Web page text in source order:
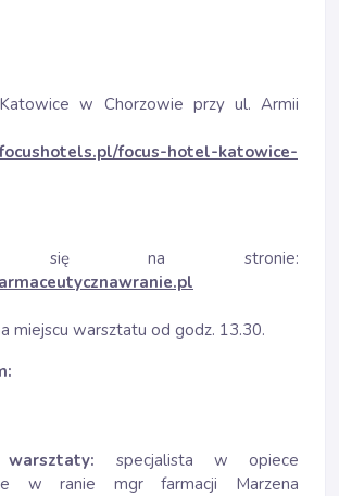
w Chorzowie przy ul. Armii
focus-hotel-katowice-
się na stronie:
miejscu warsztatu od godz. 13.30.
specjalista w opiece
w ranie mgr farmacji Marzena